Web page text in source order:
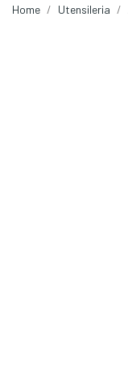
Home Utensileria